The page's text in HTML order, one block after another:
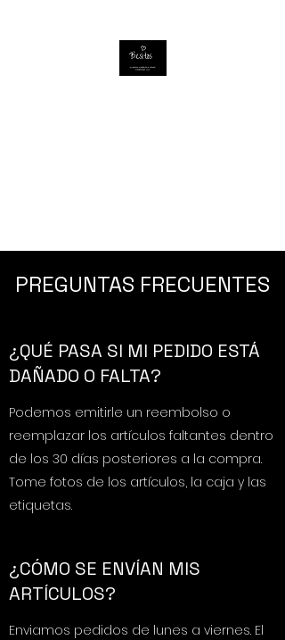
PREGUNTAS FRECUENTES
¿QUÉ PASA SI MI PEDIDO ESTÁ
DAÑADO O FALTA?
Podemos emitirle un reembolso o
reemplazar los artículos faltantes dentro
de los 30 días posteriores a la compra.
Tome fotos de los artículos, la caja y las
etiquetas.
¿CÓMO SE ENVÍAN MIS
ARTÍCULOS?
Enviamos pedidos de lunes a viernes. El